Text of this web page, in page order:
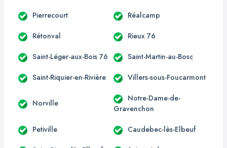
Pierrecourt Réalcamp
Rétonval Rieux 76
Saint-Léger-aux-Bois 76 Saint-Martin-au-Bosc
Saint-Riquier-en-Rivière Villers-sous-Foucarmont
Norville
Notre-Dame-de-
Gravenchon
Petiville Caudebec-lès-Elbeuf